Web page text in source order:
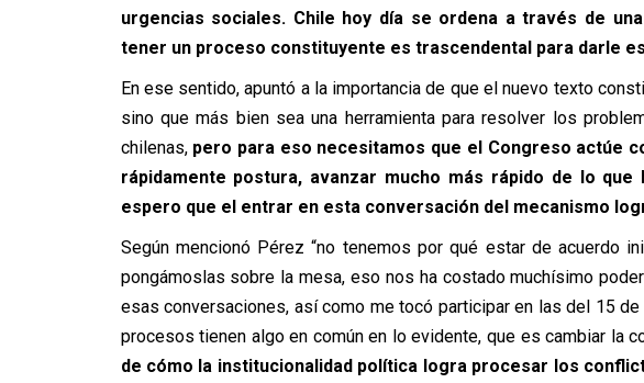
urgencias sociales. Chile hoy día se ordena a través de
tener un proceso constituyente es trascendental para darle
En ese sentido, apuntó a la importancia de que el nuevo texto
sino que más bien sea una herramienta para resolver los
chilenas, pero para eso necesitamos que el Congreso actúe
rápidamente postura, avanzar mucho más rápido de lo
espero que el entrar en esta conversación del mecanismo
Según mencionó Pérez “no tenemos por qué estar de acuerdo
pongámoslas sobre la mesa, eso nos ha costado muchísimo
esas conversaciones, así como me tocó participar en las del 15
procesos tienen algo en común en lo evidente, que es cambiar la
de cómo la institucionalidad política logra procesar los